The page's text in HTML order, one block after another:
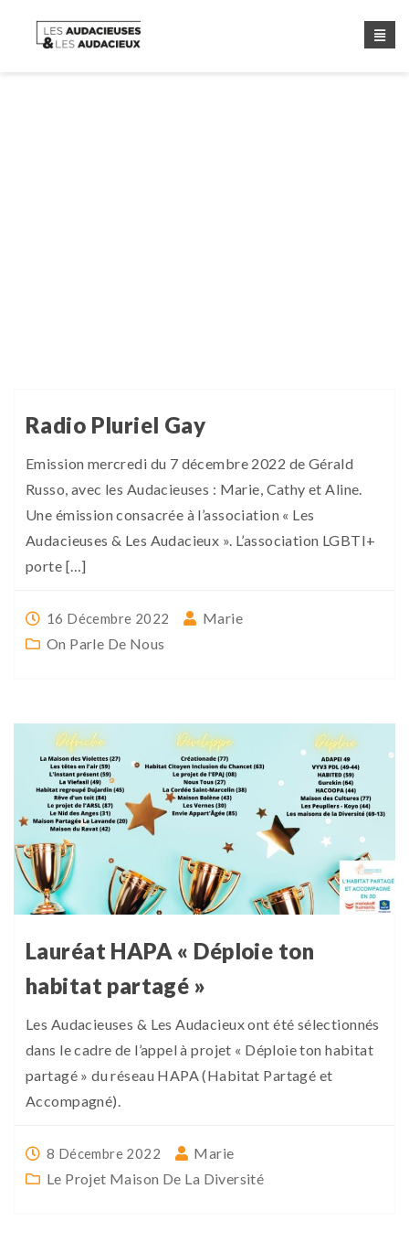
Radio Pluriel Gay
Emission mercredi du 7 décembre 2022 de Gérald
Russo, avec les Audacieuses : Marie, Cathy et Aline.
Une émission consacrée à l’association « Les
Audacieuses & Les Audacieux ». L’association LGBTI+
porte […]
16 Décembre 2022
Marie
On Parle De Nous
Lauréat HAPA « Déploie ton
habitat partagé »
Les Audacieuses & Les Audacieux ont été sélectionnés
dans le cadre de l’appel à projet « Déploie ton habitat
partagé » du réseau HAPA (Habitat Partagé et
Accompagné).
8 Décembre 2022
Marie
Le Projet Maison De La Diversité